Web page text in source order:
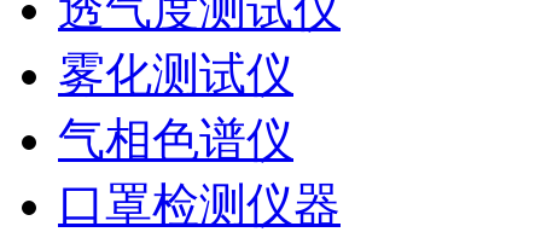
雾化测试仪
气相色谱仪
口罩检测仪器